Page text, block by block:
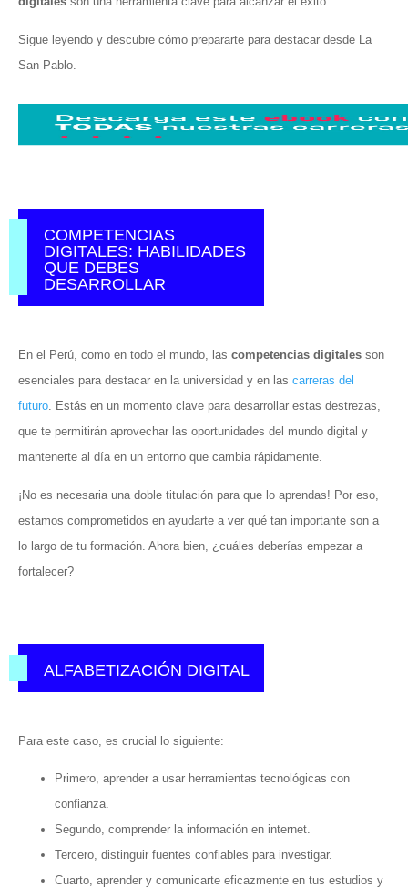
Sigue leyendo y descubre cómo prepararte para destacar desde La
San Pablo.
COMPETENCIAS
DIGITALES: HABILIDADES
QUE DEBES
DESARROLLAR
En el Perú, como en todo el mundo, las competencias digitales son
esenciales para destacar en la universidad y en las carreras del
futuro. Estás en un momento clave para desarrollar estas destrezas,
que te permitirán aprovechar las oportunidades del mundo digital y
mantenerte al día en un entorno que cambia rápidamente.
¡No es necesaria una doble titulación para que lo aprendas! Por eso,
estamos comprometidos en ayudarte a ver qué tan importante son a
lo largo de tu formación. Ahora bien, ¿cuáles deberías empezar a
fortalecer?
ALFABETIZACIÓN DIGITAL
Para este caso, es crucial lo siguiente:
Primero, aprender a usar herramientas tecnológicas con
confianza.
Segundo, comprender la información en internet.
Tercero, distinguir fuentes confiables para investigar.
Cuarto, aprender y comunicarte eficazmente en tus estudios y